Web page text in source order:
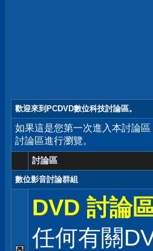
歡迎來到PCDVD數位科技討論區。
如果這是您第一次進入本討論區
討論區進行瀏覽。
討論區
數位影音討論群組
DVD 討論
任何有關